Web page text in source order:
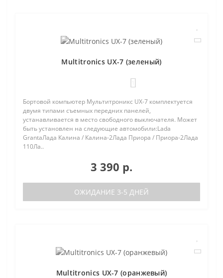
Multitronics UX-7 (зеленый)
Бортовой компьютер Мультитроникс UX-7 комплектуется
двумя типами съемных передних панелей,
устанавливается в место свободного выключателя. Может
быть установлен на следующие автомобили:Lada
GrantaЛада Калина / Калина-2Лада Приора / Приора-2Лада
110Ла..
3 390 р.
ОЖИДАНИЕ 3-5 ДНЕЙ
Multitronics UX-7 (оранжевый)